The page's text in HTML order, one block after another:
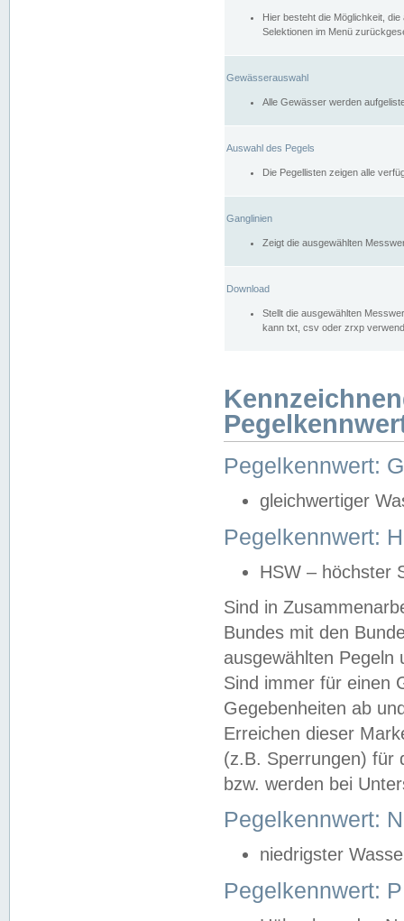
Hier besteht die Möglichkeit,
Selektionen im Menü
Gewässerauswahl
Alle Gewässer werden
Auswahl des Pegels
Die Pegellisten zeigen alle
Ganglinien
Zeigt die ausgewählten
Download
Stellt die ausgewählten
kann txt, csv oder zrxp
Pegelkennwert:
gleichwertiger
Pegelkennwert:
HSW – höchster
Sind in
Bundes mit den
ausgewählten
Sind immer für einen
Gegebenheiten ab
Erreichen dieser
(z.B. Sperrungen) für
bzw. werden bei
Pegelkennwert:
niedrigster
Pegelkennwert: